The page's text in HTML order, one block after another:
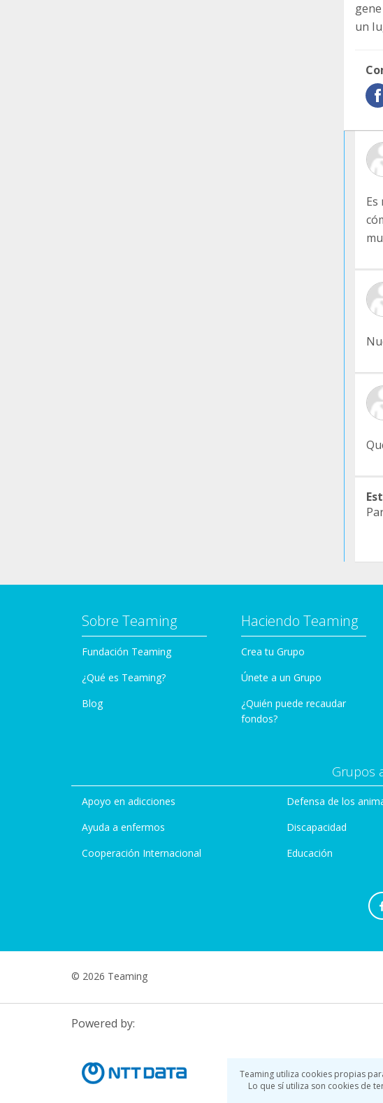
Teaming utiliza cookies propias
Lo que sí utiliza son cookies de
un
Sobre Teaming
Fundación Teaming
¿Qué es Teaming?
Blog
Haciendo Teaming
Crea tu Grupo
Únete a un Grupo
¿Quién puede recaudar
fondos?
Grupos
Apoyo en adicciones
Ayuda a enfermos
Cooperación Internacional
Defensa de los
Discapacidad
Educación
© 2026 Teaming
Powered by: